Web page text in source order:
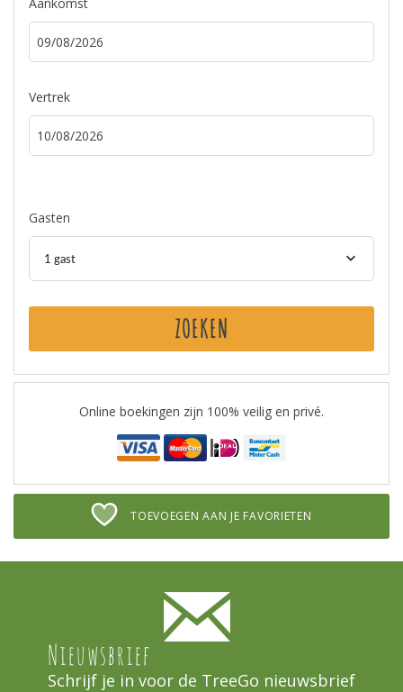
Vertrek
Gasten
1 gast
ZOEKEN
Online boekingen zijn 100% veilig en privé.
TOEVOEGEN AAN JE FAVORIETEN
Nieuwsbrief
Schrijf je in voor de TreeGo nieuwsbrief